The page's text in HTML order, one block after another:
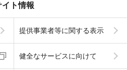
イト情報
提供事業者等に関する表示
健全なサービスに向けて